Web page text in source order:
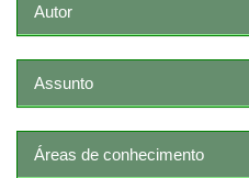
Autor
Assunto
Áreas de conhecimento